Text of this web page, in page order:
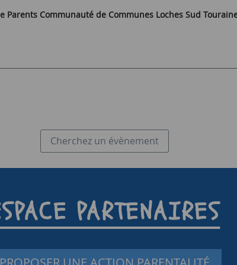
Parents Communauté de Communes Loches Sud
Cherchez un évènement
PARTENAIRES